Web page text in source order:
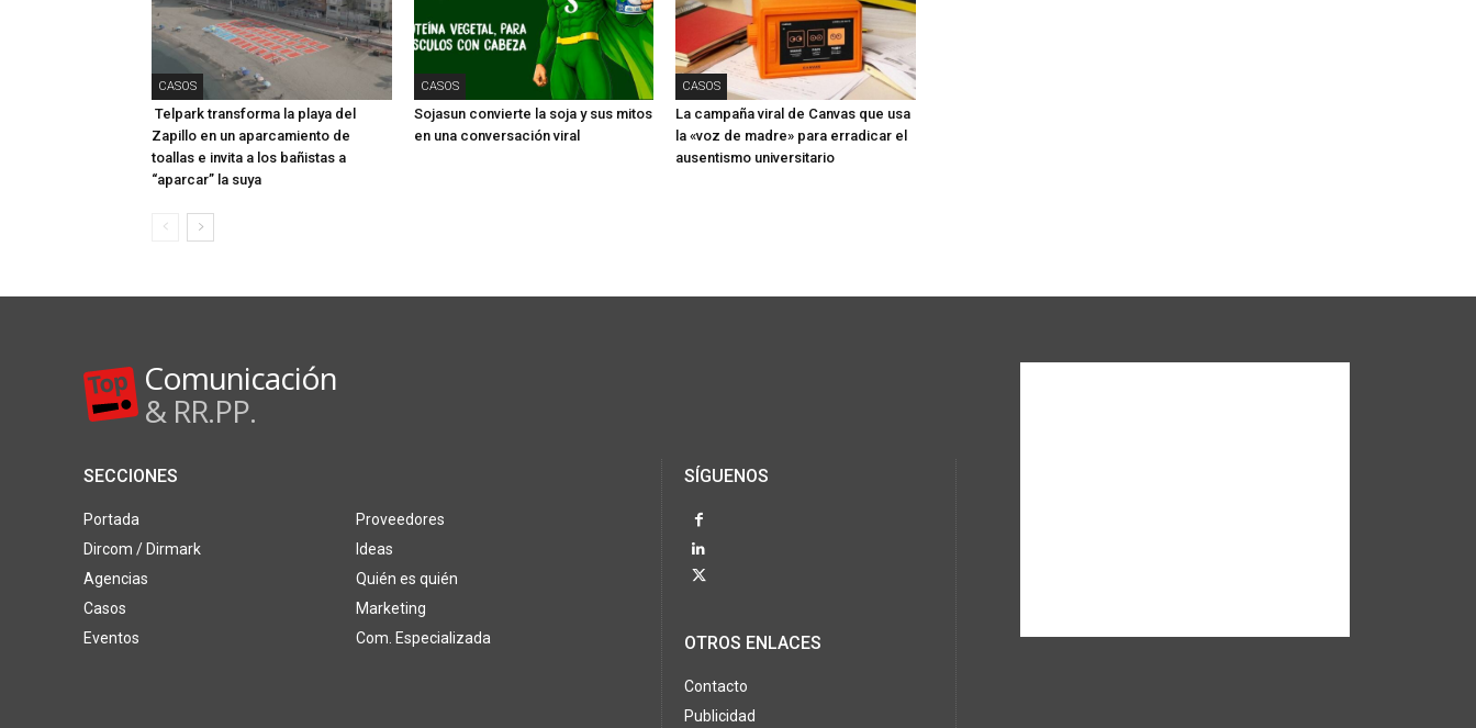
CASOS
Telpark transforma la playa del
Zapillo en un aparcamiento de
toallas e invita a los bañistas a
“aparcar” la suya
CASOS
Sojasun convierte la soja y sus mitos
en una conversación viral
CASOS
La campaña viral de Canvas que usa
la «voz de madre» para erradicar el
ausentismo universitario
Comunicación
& RR.PP.
SECCIONES
Portada
Dircom / Dirmark
Agencias
Casos
Eventos
Proveedores
Ideas
Quién es quién
Marketing
Com. Especializada
SÍGUENOS
OTROS ENLACES
Contacto
Publicidad